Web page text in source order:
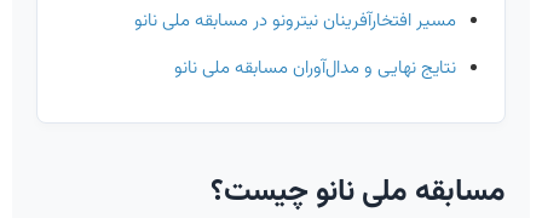
مسیر افتخارآفرینان نیترونو در مسابقه ملی نانو
نتایج نهایی و مدال‌آوران مسابقه ملی نانو
مسابقه ملی نانو چیست؟